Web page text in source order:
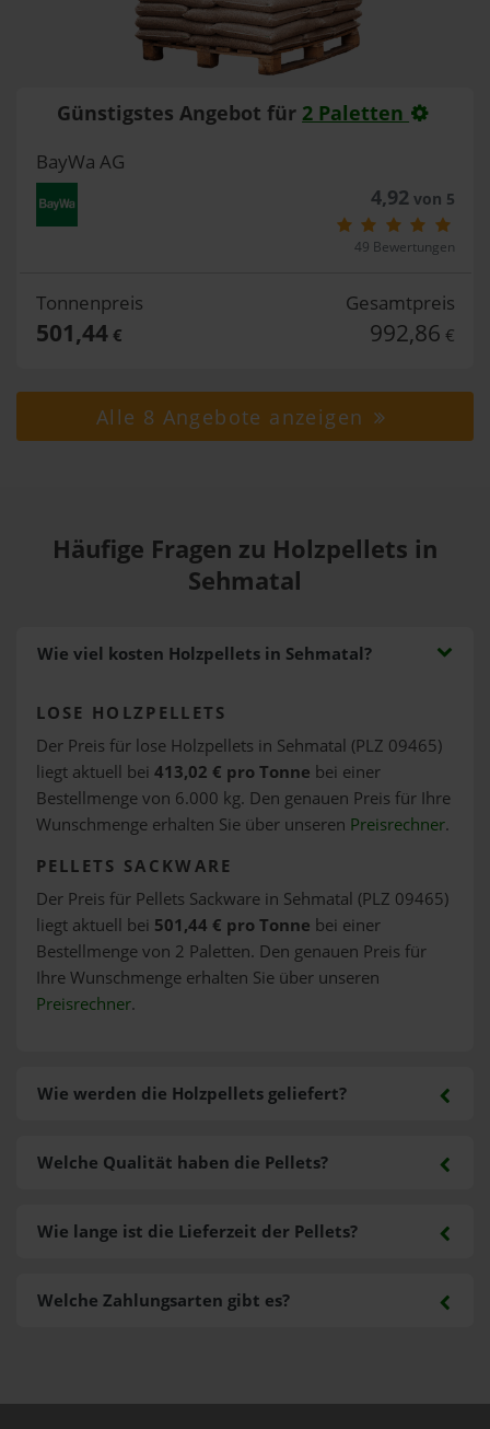
Günstigstes Angebot für 2 Paletten
BayWa AG
4,92von 5
49 Bewertungen
Tonnenpreis
501,44€
Gesamtpreis
992,86 €
Alle 8 Angebote anzeigen
Häufige Fragen zu Holzpellets in
Sehmatal
Wie viel kosten Holzpellets in Sehmatal?
LOSE HOLZPELLETS
Der Preis für lose Holzpellets in Sehmatal (PLZ 09465)
liegt aktuell bei 413,02 € pro Tonne bei einer
Bestellmenge von 6.000 kg. Den genauen Preis für Ihre
Wunschmenge erhalten Sie über unseren Preisrechner.
PELLETS SACKWARE
Der Preis für Pellets Sackware in Sehmatal (PLZ 09465)
liegt aktuell bei 501,44 € pro Tonne bei einer
Bestellmenge von 2 Paletten. Den genauen Preis für
Ihre Wunschmenge erhalten Sie über unseren
Preisrechner.
Wie werden die Holzpellets geliefert?
Welche Zahlungsarten gibt es?
Welche Qualität haben die Pellets?
Wie lange ist die Lieferzeit der Pellets?